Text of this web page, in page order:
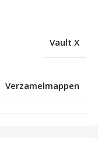
Vault X
Verzamelmappen